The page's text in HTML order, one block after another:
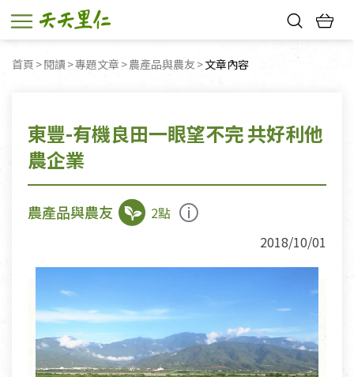
首頁 閱讀 專題文章 農產品與農友 目前頁面：
文章內容
東豐-有機良田一眼望不完 共好利他
農企業
農產品與農友
2點
2018/10/01